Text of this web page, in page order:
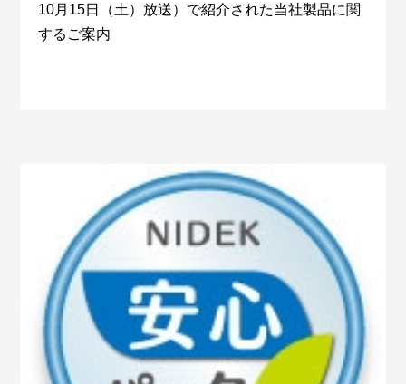
10月15日（土）放送）で紹介された当社製品に関
するご案内